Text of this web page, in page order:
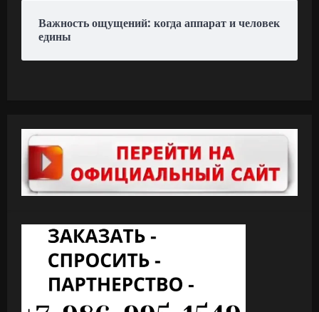
Важность ощущений: когда аппарат и человек
едины